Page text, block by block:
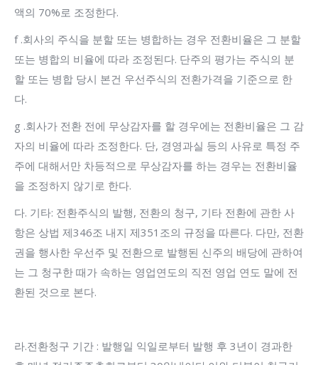
액의 70%로 조정한다.
f .회사의 주식을 분할 또는 병합하는 경우 전환비율은 그 분할
또는 병합의 비율에 따라 조정된다. 단주의 평가는 주식의 분
할 또는 병합 당시 본건 우선주식의 전환가격을 기준으로 한
다.
g .회사가 전환 전에 무상감자를 할 경우에는 전환비율은 그 감
자의 비율에 따라 조정한다. 단, 경영과실 등의 사유로 특정 주
주에 대해서만 차등적으로 무상감자를 하는 경우는 전환비율
을 조정하지 않기로 한다.
다. 기타: 전환주식의 발행, 전환의 청구, 기타 전환에 관한 사
항은 상법 제346조 내지 제351조의 규정을 따른다. 다만, 전환
권을 행사한 우선주 및 전환으로 발행된 신주의 배당에 관하여
는 그 청구한 때가 속하는 영업연도의 직전 영업 연도 말에 전
환된 것으로 본다.
라.전환청구 기간 : 발행일 익일로부터 발행 후 3년이 경과한